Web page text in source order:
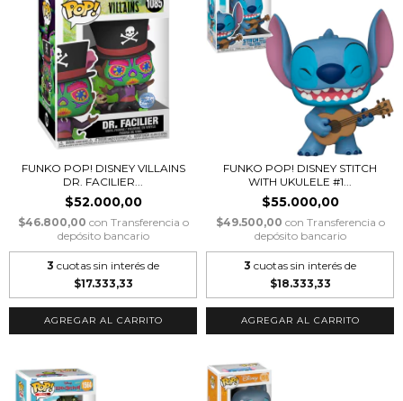
FUNKO POP! DISNEY VILLAINS
DR. FACILIER...
$52.000,00
$46.800,00 con Transferencia o
depósito bancario
3 cuotas sin interés de
$17.333,33
FUNKO POP! DISNEY STITCH
WITH UKULELE #1...
$55.000,00
$49.500,00 con Transferencia o
depósito bancario
3 cuotas sin interés de
$18.333,33